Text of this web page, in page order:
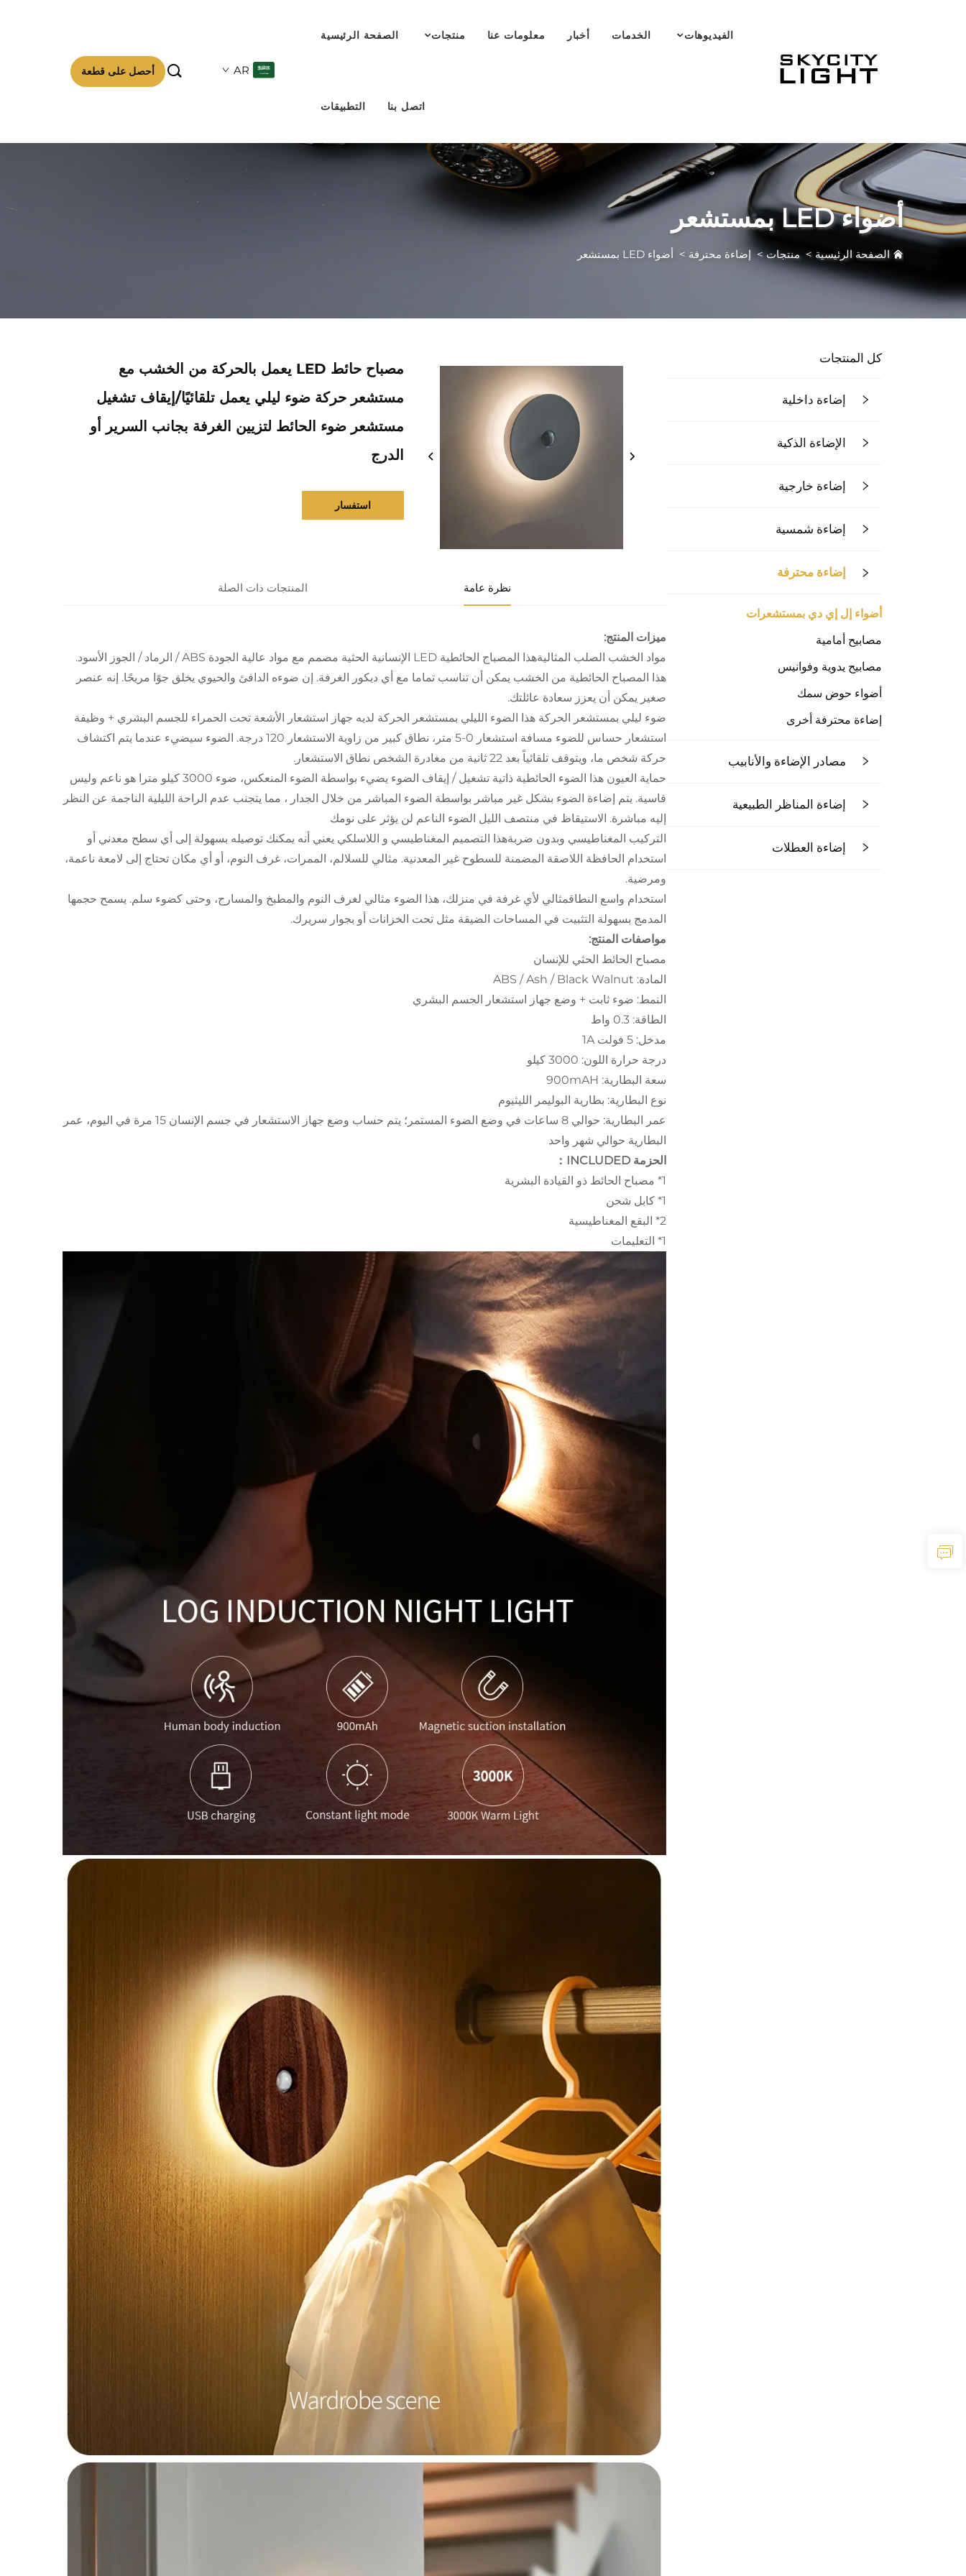
الصفحة الرئيسية منتجات معلومات عنا أخبار الخدمات الفيديوهات
التطبيقات اتصل بنا
AR
 أحصل على قطعة
أضواء LED بمستشعر
الصفحة الرئيسية >منتجات>إضاءة محترفة > أضواء LED بمستشعر
كل المنتجات
إضاءة داخلية
الإضاءة الذكية
إضاءة خارجية
إضاءة شمسية
إضاءة محترفة
أضواء إل إي دي بمستشعرات
مصابيح أمامية
مصابيح يدوية وفوانيس
أضواء حوض سمك
إضاءة محترفة أخرى
مصادر الإضاءة والأنابيب
إضاءة المناظر الطبيعية
إضاءة العطلات
مصباح حائط LED يعمل بالحركة من الخشب مع
مستشعر حركة ضوء ليلي يعمل تلقائيًا/إيقاف تشغيل
مستشعر ضوء الحائط لتزيين الغرفة بجانب السرير أو
الدرج
استفسار
نظرة عامة المنتجات ذات الصلة
ميزات المنتج:
مواد الخشب الصلب المثاليةهذا المصباح الحائطية LED الإنسانية الحثية مصمم مع مواد عالية الجودة ABS / الرماد / الجوز الأسود.
هذا المصباح الحائطية من الخشب يمكن أن تناسب تماما مع أي ديكور الغرفة. إن ضوءه الدافئ والحيوي يخلق جوًا مريحًا. إنه عنصر
صغير يمكن أن يعزز سعادة عائلتك.
ضوء ليلي بمستشعر الحركة هذا الضوء الليلي بمستشعر الحركة لديه جهاز استشعار الأشعة تحت الحمراء للجسم البشري + وظيفة
استشعار حساس للضوء مسافة استشعار 0-5 متر، نطاق كبير من زاوية الاستشعار 120 درجة. الضوء سيضيء عندما يتم اكتشاف
حركة شخص ما، ويتوقف تلقائياً بعد 22 ثانية من مغادرة الشخص نطاق الاستشعار.
حماية العيون هذا الضوء الحائطية ذاتية تشغيل / إيقاف الضوء يضيء بواسطة الضوء المنعكس، ضوء 3000 كيلو مترا هو ناعم وليس
قاسية. يتم إضاءة الضوء بشكل غير مباشر بواسطة الضوء المباشر من خلال الجدار ، مما يتجنب عدم الراحة الليلية الناجمة عن النظر
إليه مباشرة. الاستيقاظ في منتصف الليل الضوء الناعم لن يؤثر على نومك
التركيب المغناطيسي وبدون ضربةهذا التصميم المغناطيسي و اللاسلكي يعني أنه يمكنك توصيله بسهولة إلى أي سطح معدني أو
استخدام الحافظة اللاصقة المضمنة للسطوح غير المعدنية. مثالي للسلالم، الممرات، غرف النوم، أو أي مكان تحتاج إلى لامعة ناعمة،
ومرضية.
استخدام واسع النطاقمثالي لأي غرفة في منزلك، هذا الضوء مثالي لغرف النوم والمطبخ والمسارح، وحتى كضوء سلم. يسمح حجمها
المدمج بسهولة التثبيت في المساحات الضيقة مثل تحت الخزانات أو بجوار سريرك.
مواصفات المنتج:
مصباح الحائط الحثي للإنسان
المادة: ABS / Ash / Black Walnut
النمط: ضوء ثابت + وضع جهاز استشعار الجسم البشري
الطاقة: 0.3 واط
مدخل: 5 فولت 1A
درجة حرارة اللون: 3000 كيلو
سعة البطارية: 900mAH
نوع البطارية: بطارية البوليمر الليثيوم
عمر البطارية: حوالي 8 ساعات في وضع الضوء المستمر؛ يتم حساب وضع جهاز الاستشعار في جسم الإنسان 15 مرة في اليوم، عمر
البطارية حوالي شهر واحد
الحزمة INCLUDED：
1* مصباح الحائط ذو القيادة البشرية
1* كابل شحن
2* البقع المغناطيسية
1* التعليمات